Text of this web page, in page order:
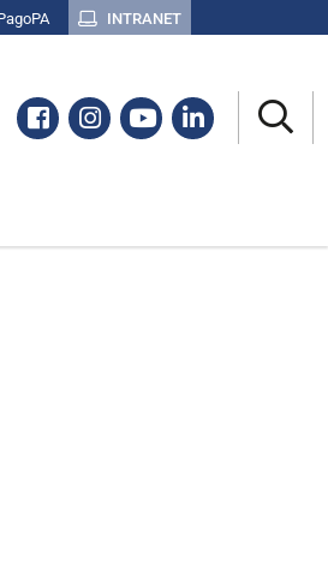
INTRANET
Facebook
Instagram
YoutubeLinkedin